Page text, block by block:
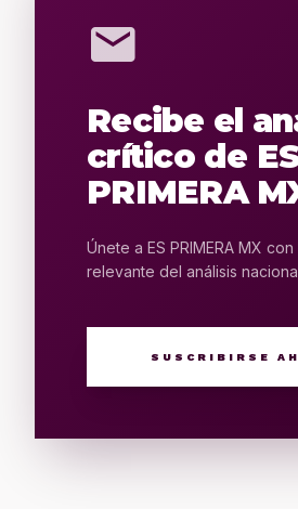
mail
Recibe el
crítico de
PRIMERA
Únete a ES PRIMERA MX con
relevante del análisis
SUSCRIBIRSE